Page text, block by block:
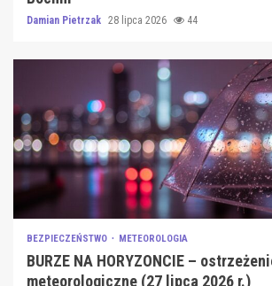
Damian Pietrzak 28 lipca 2026 44
BEZPIECZEŃSTWO METEOROLOGIA
BURZE NA HORYZONCIE –
meteorologiczne (27 lipca 2026 r.)